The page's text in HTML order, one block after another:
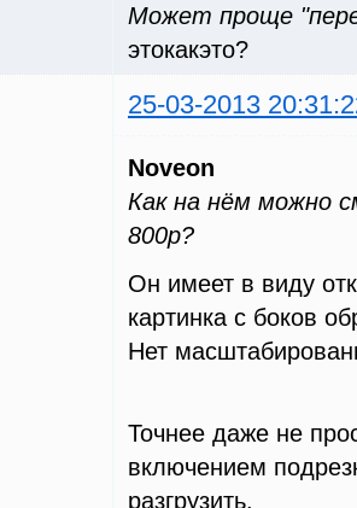
Может проще
этокакэто?
25-03-2013
Noveon
Как на нём можно
800p?
Он имеет в виду
картинка с боков
Нет
Точнее даже не
включением
разгрузить.